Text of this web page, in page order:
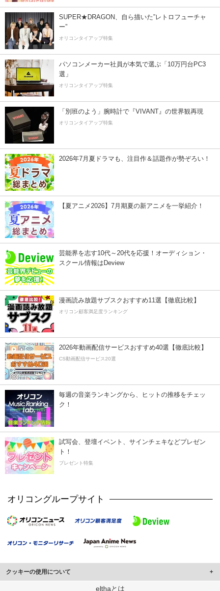
SUPER★DRAGON、自ら描いた”レトロフューチャ
ー”
オリコンタイアップ特集
パソコンメーカー社員が本気で選ぶ「10万円台PC3
選」
オリコンタイアップ特集
「別班のよう」腕時計で『VIVANT』の世界観再現
オリコンタイアップ特集
2026年7月夏ドラマも、注目作＆話題作が勢ぞろい！
【夏アニメ2026】7月期夏の新アニメを一挙紹介！
芸能界を志す10代～20代を応援！オーディション・
スクール情報はDeview
漫画読み放題サブスクおすすめ11選【徹底比較】
オリコン顧客満足度ランキング
2026年動画配信サービスおすすめ40選【徹底比較】
CS動画配信サービス20選
毎週の音楽ランキングから、ヒットの推移をチェッ
ク！
試写会、登壇イベント、サインチェキなどプレゼン
ト！
プレゼント特集
オリコングループサイト
クッキーの使用について
このサイトでは Cookie を使用して、ユーザーに合わせたコンテンツや広告の
elthaとは